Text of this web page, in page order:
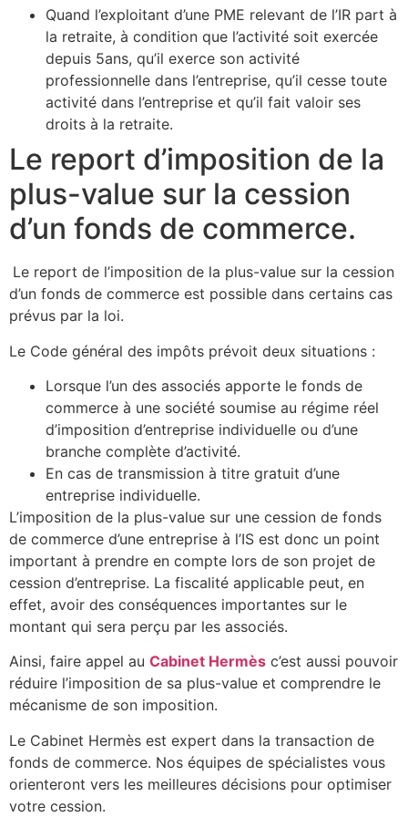
Quand l’exploitant d’une PME relevant de l’IR part à
la retraite, à condition que l’activité soit exercée
depuis 5ans, qu’il exerce son activité
professionnelle dans l’entreprise, qu’il cesse toute
activité dans l’entreprise et qu’il fait valoir ses
droits à la retraite.
Le report d’imposition de la
plus-value sur la cession
d’un fonds de commerce.
Le report de l’imposition de la plus-value sur la cession
d’un fonds de commerce est possible dans certains cas
prévus par la loi.
Le Code général des impôts prévoit deux situations :
Lorsque l’un des associés apporte le fonds de
commerce à une société soumise au régime réel
d’imposition d’entreprise individuelle ou d’une
branche complète d’activité.
En cas de transmission à titre gratuit d’une
entreprise individuelle.
L’imposition de la plus-value sur une cession de fonds
de commerce d’une entreprise à l’IS est donc un point
important à prendre en compte lors de son projet de
cession d’entreprise. La fiscalité applicable peut, en
effet, avoir des conséquences importantes sur le
montant qui sera perçu par les associés.
Ainsi, faire appel au Cabinet Hermès c’est aussi pouvoir
réduire l’imposition de sa plus-value et comprendre le
mécanisme de son imposition.
Le Cabinet Hermès est expert dans la transaction de
fonds de commerce. Nos équipes de spécialistes vous
orienteront vers les meilleures décisions pour optimiser
votre cession.